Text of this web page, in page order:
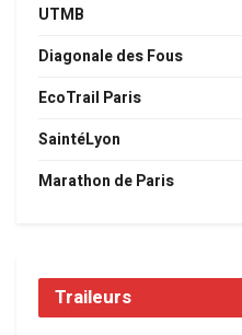
UTMB
Diagonale des Fous
EcoTrail Paris
SaintéLyon
Marathon de Paris
Traileurs